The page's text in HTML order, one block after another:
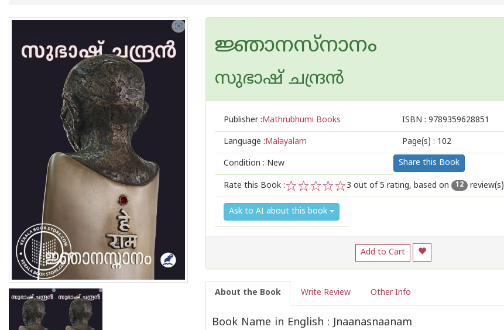
ജ്ഞാനസ്നാനം
സുഭാഷ് ചന്ദ്രന്‍
Publisher :Mathrubhumi Books ISBN : 9789359628851
Language :Malayalam Page(s) : 102
Condition : New
Rate this Book :
5
4
3
2
1
3 out of 5 rating, based on 12 review(s)
Share this Book
Ask to AI about this book
Add to Cart
About the Book Write Review Other Info
Book Name in English : Jnaanasnaanam